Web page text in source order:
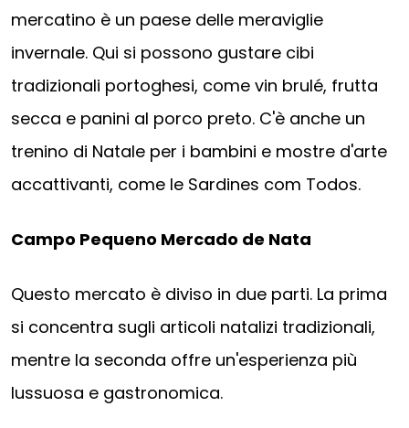
mercatino è un paese delle meraviglie
invernale. Qui si possono gustare cibi
tradizionali portoghesi, come vin brulé, frutta
secca e panini al porco preto. C'è anche un
trenino di Natale per i bambini e mostre d'arte
accattivanti, come le Sardines com Todos.
Campo Pequeno Mercado de Nata
Questo mercato è diviso in due parti. La prima
si concentra sugli articoli natalizi tradizionali,
mentre la seconda offre un'esperienza più
lussuosa e gastronomica.